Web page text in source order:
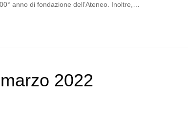
anno di fondazione dell’Ateneo. Inoltre,…
2022